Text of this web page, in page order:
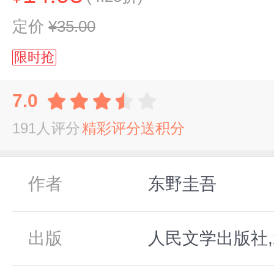
定价 ¥35.00
限时抢
7.0
191人评分精彩评分送积分
作者 东野圭吾
出版 人民文学出版社